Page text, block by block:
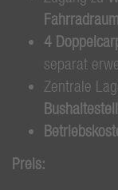
Fahrradraum
4
separat
Zentrale
Preis: